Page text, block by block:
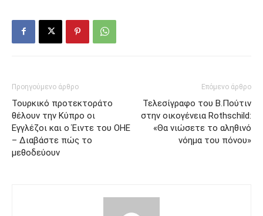
Προηγούμενο άρθρο
Τουρκικό προτεκτοράτο
θέλουν την Κύπρο οι
Εγγλέζοι και ο Έιντε του ΟΗΕ
– Διαβάστε πώς το
μεθοδεύουν
Επόμενο άρθρο
Τελεσίγραφο του Β.Πούτιν
στην οικογένεια Rothschild:
«Θα νιώσετε το αληθινό
νόημα του πόνου»